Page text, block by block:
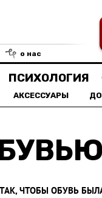
о нас
ПСИХОЛОГИЯ
АКСЕССУАРЫ
ТАК, ЧТОБЫ ОБУВЬ